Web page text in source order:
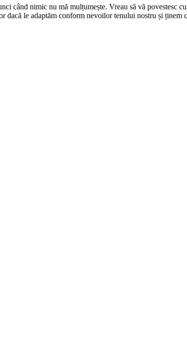
când nimic nu mă mulțumește. Vreau să vă povestesc
dacă le adaptăm conform nevoilor tenului nostru și ținem